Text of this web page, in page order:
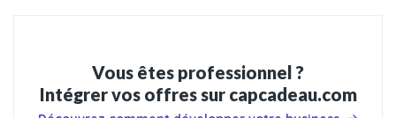
Vous êtes professionnel ?
Intégrer vos offres sur capcadeau.com